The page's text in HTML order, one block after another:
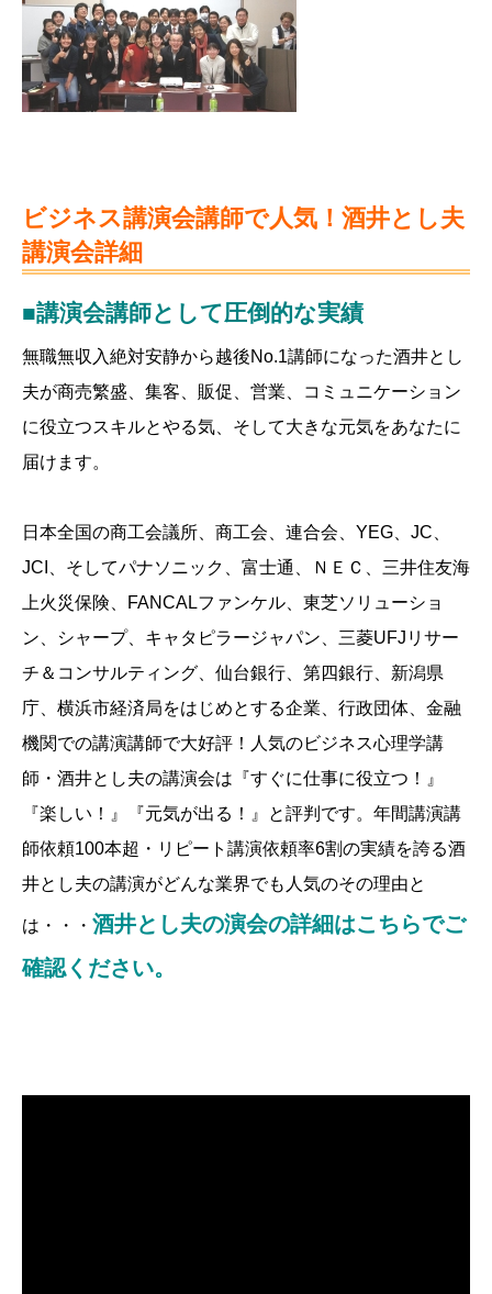
ビジネス講演会講師で人気！酒井とし夫
講演会詳細
■講演会講師として圧倒的な実績
無職無収入絶対安静から越後No.1講師になった酒井とし
夫が商売繁盛、集客、販促、営業、コミュニケーション
に役立つスキルとやる気、そして大きな元気をあなたに
届けます。
日本全国の商工会議所、商工会、連合会、YEG、JC、
JCI、そしてパナソニック、富士通、ＮＥＣ、三井住友海
上火災保険、FANCALファンケル、東芝ソリューショ
ン、シャープ、キャタピラージャパン、三菱UFJリサー
チ＆コンサルティング、仙台銀行、第四銀行、新潟県
庁、横浜市経済局をはじめとする企業、行政団体、金融
機関での講演講師で大好評！人気のビジネス心理学講
師・酒井とし夫の講演会は『すぐに仕事に役立つ！』
『楽しい！』『元気が出る！』と評判です。年間講演講
師依頼100本超・リピート講演依頼率6割の実績を誇る酒
井とし夫の講演がどんな業界でも人気のその理由と
は・・・ 酒井とし夫の演会の詳細はこちらでご
確認ください。